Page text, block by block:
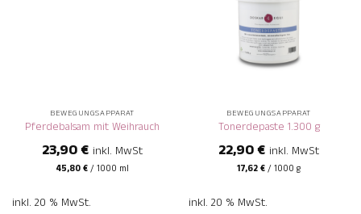
BEWEGUNGSAPPARAT
Pferdebalsam mit Weihrauch
23,90€ inkl. MwSt
45,80€/1000 ml
inkl. 20 % MwSt.
BEWEGUNGSAPPARAT
Tonerdepaste 1.300 g
22,90€ inkl. MwSt
17,62€/1000 g
inkl. 20 % MwSt.